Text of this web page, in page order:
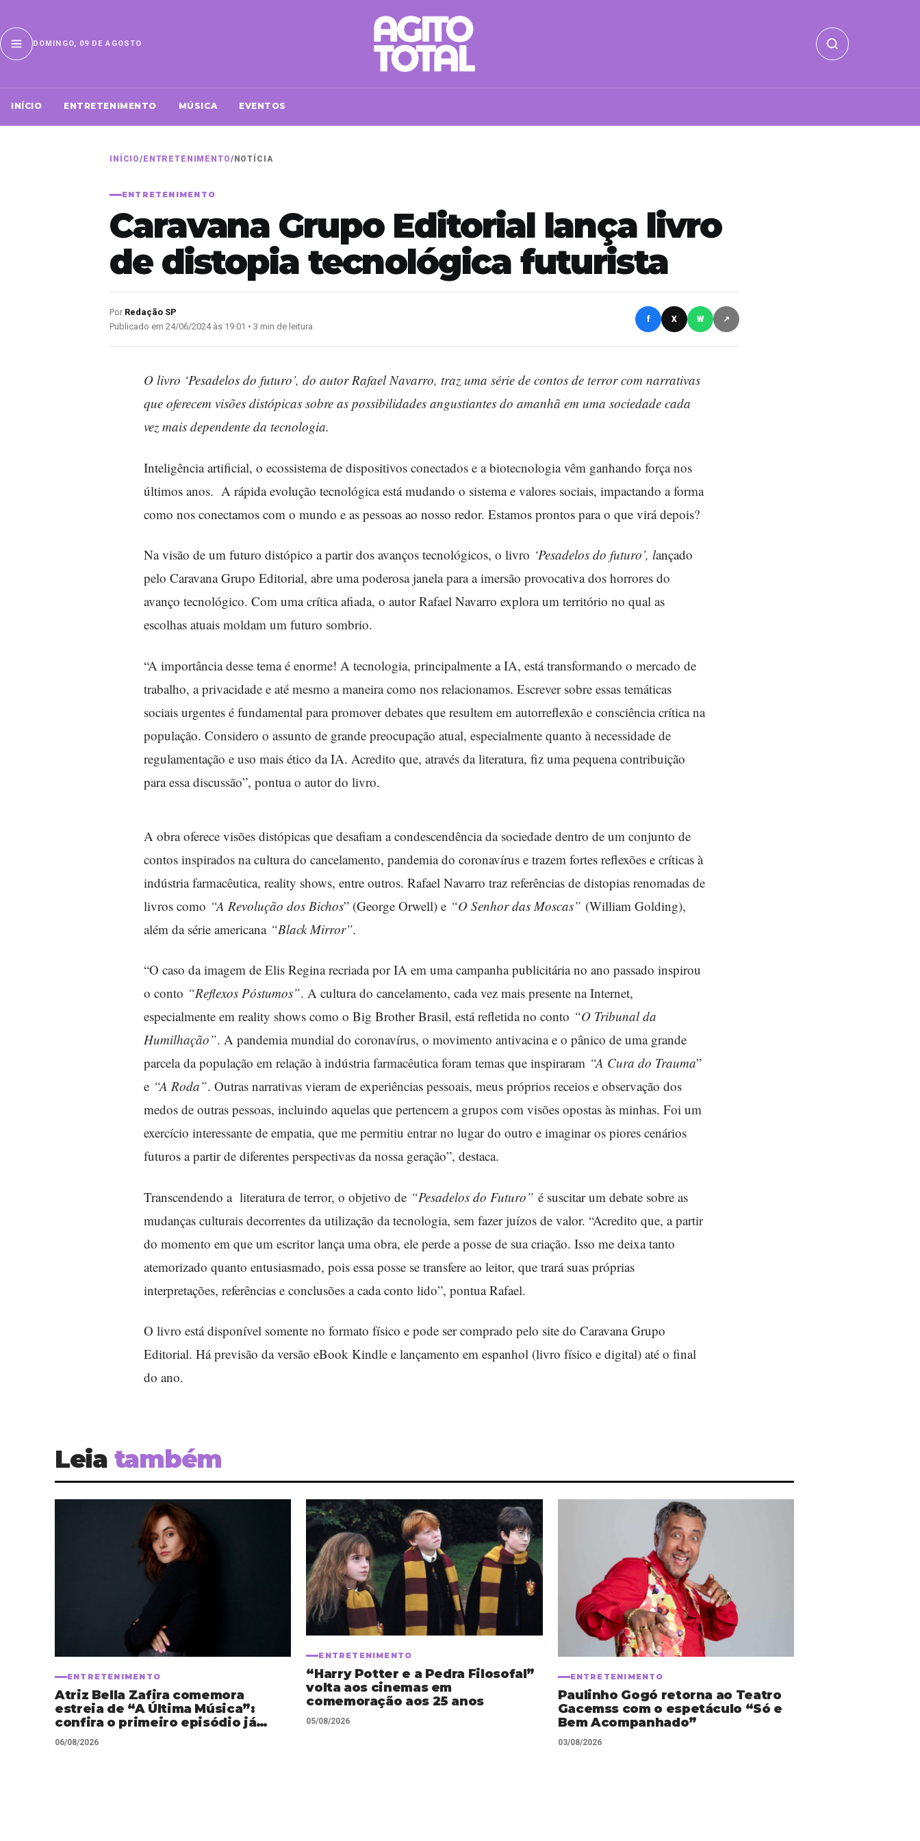
DOMINGO, 09 DE AGOSTO
INÍCIO ENTRETENIMENTO MÚSICA EVENTOS
INÍCIO/ ENTRETENIMENTO/ NOTÍCIA
ENTRETENIMENTO
Caravana Grupo Editorial lança livro
de distopia tecnológica futurista
Por Redação SP
Publicado em 24/06/2024 às 19:01 • 3 min de leitura
f X W ↗
O livro ‘Pesadelos do futuro’, do autor Rafael Navarro, traz uma série de contos de terror com narrativas
que oferecem visões distópicas sobre as possibilidades angustiantes do amanhã em uma sociedade cada
vez mais dependente da tecnologia.
Inteligência artificial, o ecossistema de dispositivos conectados e a biotecnologia vêm ganhando força nos
últimos anos. A rápida evolução tecnológica está mudando o sistema e valores sociais, impactando a forma
como nos conectamos com o mundo e as pessoas ao nosso redor. Estamos prontos para o que virá depois?
Na visão de um futuro distópico a partir dos avanços tecnológicos, o livro ‘Pesadelos do futuro’, lançado
pelo Caravana Grupo Editorial, abre uma poderosa janela para a imersão provocativa dos horrores do
avanço tecnológico. Com uma crítica afiada, o autor Rafael Navarro explora um território no qual as
escolhas atuais moldam um futuro sombrio.
“A importância desse tema é enorme! A tecnologia, principalmente a IA, está transformando o mercado de
trabalho, a privacidade e até mesmo a maneira como nos relacionamos. Escrever sobre essas temáticas
sociais urgentes é fundamental para promover debates que resultem em autorreflexão e consciência crítica na
população. Considero o assunto de grande preocupação atual, especialmente quanto à necessidade de
regulamentação e uso mais ético da IA. Acredito que, através da literatura, fiz uma pequena contribuição
para essa discussão”, pontua o autor do livro.
A obra oferece visões distópicas que desafiam a condescendência da sociedade dentro de um conjunto de
contos inspirados na cultura do cancelamento, pandemia do coronavírus e trazem fortes reflexões e críticas à
indústria farmacêutica, reality shows, entre outros. Rafael Navarro traz referências de distopias renomadas de
livros como “A Revolução dos Bichos” (George Orwell) e “O Senhor das Moscas” (William Golding),
além da série americana “Black Mirror”.
“O caso da imagem de Elis Regina recriada por IA em uma campanha publicitária no ano passado inspirou
o conto “Reflexos Póstumos”. A cultura do cancelamento, cada vez mais presente na Internet,
especialmente em reality shows como o Big Brother Brasil, está refletida no conto “O Tribunal da
Humilhação”. A pandemia mundial do coronavírus, o movimento antivacina e o pânico de uma grande
parcela da população em relação à indústria farmacêutica foram temas que inspiraram “A Cura do Trauma”
e “A Roda”. Outras narrativas vieram de experiências pessoais, meus próprios receios e observação dos
medos de outras pessoas, incluindo aquelas que pertencem a grupos com visões opostas às minhas. Foi um
exercício interessante de empatia, que me permitiu entrar no lugar do outro e imaginar os piores cenários
futuros a partir de diferentes perspectivas da nossa geração”, destaca.
Transcendendo a literatura de terror, o objetivo de “Pesadelos do Futuro” é suscitar um debate sobre as
mudanças culturais decorrentes da utilização da tecnologia, sem fazer juízos de valor. “Acredito que, a partir
do momento em que um escritor lança uma obra, ele perde a posse de sua criação. Isso me deixa tanto
atemorizado quanto entusiasmado, pois essa posse se transfere ao leitor, que trará suas próprias
interpretações, referências e conclusões a cada conto lido”, pontua Rafael.
O livro está disponível somente no formato físico e pode ser comprado pelo site do Caravana Grupo
Editorial. Há previsão da versão eBook Kindle e lançamento em espanhol (livro físico e digital) até o final
do ano.
Leia também
ENTRETENIMENTO
Atriz Bella Zafira comemora
estreia de “A Última Música”:
confira o primeiro episódio já
disponível
06/08/2026
ENTRETENIMENTO
“Harry Potter e a Pedra Filosofal”
volta aos cinemas em
comemoração aos 25 anos
05/08/2026
ENTRETENIMENTO
Paulinho Gogó retorna ao Teatro
Gacemss com o espetáculo “Só e
Bem Acompanhado”
03/08/2026